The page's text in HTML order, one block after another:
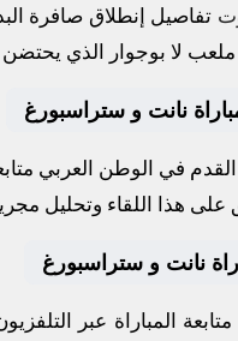
تفاصيل إنطلاق صافرة
ملعب لا بوجوار الذي يحتضن
نانت و ستراسبورغ
في الوطن العربي
على هذا اللقاء وتحليل
نانت و ستراسبورغ
المباراة عبر